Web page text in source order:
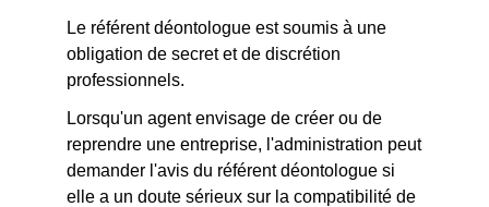
Le référent déontologue est soumis à une
obligation de secret et de discrétion
professionnels.
Lorsqu'un agent envisage de créer ou de
reprendre une entreprise, l'administration peut
demander l'avis du référent déontologue si
elle a un doute sérieux sur la compatibilité de